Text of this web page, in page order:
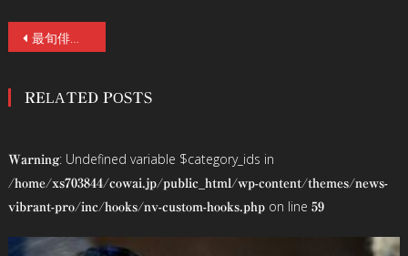
投
ナ
ゲ
ー
最旬俳優・磯村勇斗がゾンビに囲まれ、ゾンビ愛ダダ漏れ！元旦公開の映画『新感染半島』公開直前記念イベントでゾンビ映画の魅力を存分に語る！
RELATED POSTS
Warning: Undefined variable $category_ids in
/home/xs703844/cowai.jp/public_html/wp-content/themes/news-
vibrant-pro/inc/hooks/nv-custom-hooks.phpon line 59